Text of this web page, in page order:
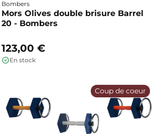
Bombers
Mors Olives double brisure Barrel
20 - Bombers
123,00 €
En stock
Coup de coeur